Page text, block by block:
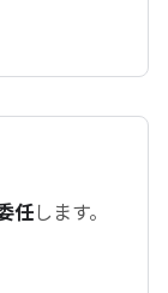
任 します。